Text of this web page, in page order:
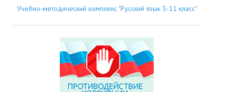
Учебно-методический комплекс "Русский язык 5-11 класс"